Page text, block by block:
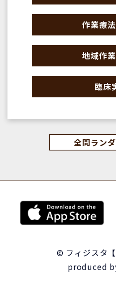
作業療
地域作
臨床
全問ラン
© フィジスタ【
produced